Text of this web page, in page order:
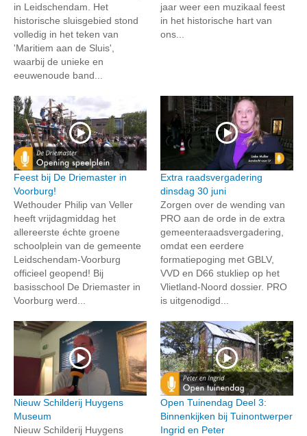
in Leidschendam. Het
historische sluisgebied stond
volledig in het teken van
'Maritiem aan de Sluis',
waarbij de unieke en
eeuwenoude band...
jaar weer een muzikaal feest
in het historische hart van
ons...
Feest bij De Driemaster in
Voorburg!
Wethouder Philip van Veller
heeft vrijdagmiddag het
allereerste échte groene
schoolplein van de gemeente
Leidschendam-Voorburg
officieel geopend! Bij
basisschool De Driemaster in
Voorburg werd...
Extra raadsvergadering
dinsdag 30 juni
Zorgen over de wending van
PRO aan de orde in de extra
gemeenteraadsvergadering,
omdat een eerdere
formatiepoging met GBLV,
VVD en D66 stukliep op het
Vlietland-Noord dossier. PRO
is uitgenodigd...
Nieuw Schilderij Huygens
Museum
Nieuw Schilderij Huygens
Open Tuinendag Deel 3:
Binnenkijken bij Tuinontwerper
Ingrid en Peter